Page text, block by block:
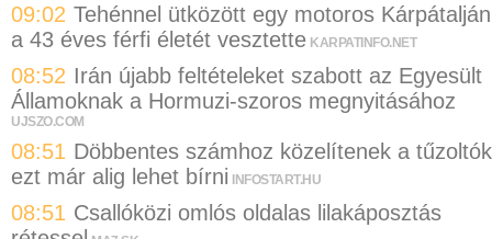
09:02 Tehénnel ütközött egy motoros
a 43 éves férfi életét vesztette KARPATINFO.NET
08:52 Irán újabb feltételeket szabott az Egyesült
Államoknak a Hormuzi-szoros megnyitásához
UJSZO.COM
08:51 Döbbentes számhoz közelítenek a
ezt már alig lehet bírni
INFOSTART.HU
08:51 Csallóközi omlós oldalas lilakáposztás